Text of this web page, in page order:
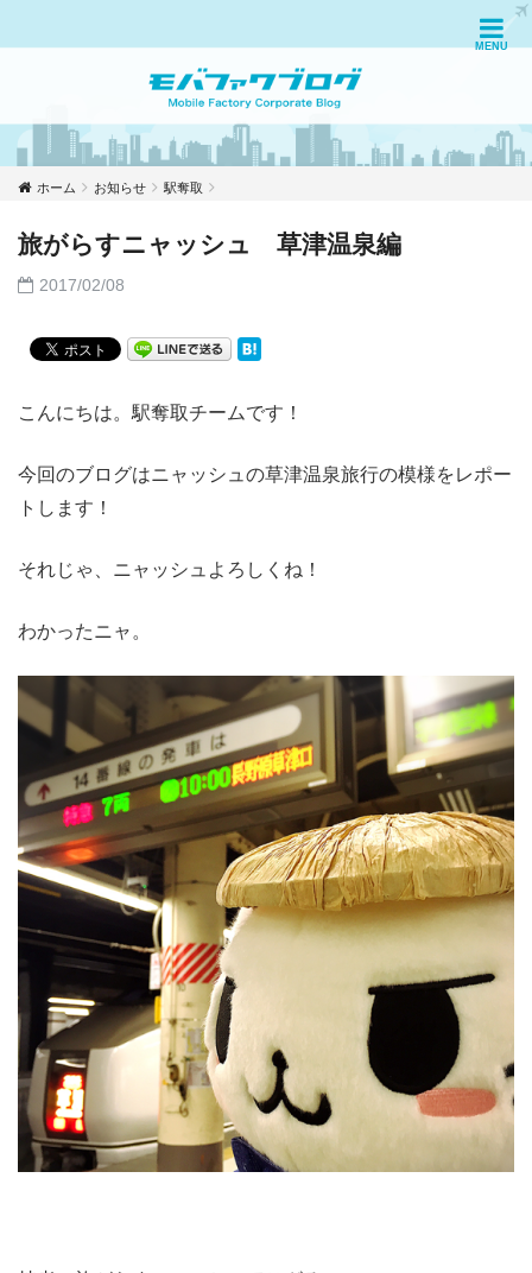
ホーム お知らせ 駅奪取
旅がらすニャッシュ 草津温泉編
2017/02/08
こんにちは。駅奪取チームです！
今回のブログはニャッシュの草津温泉旅行の模様をレポー
トします！
それじゃ、ニャッシュよろしくね！
わかったニャ。